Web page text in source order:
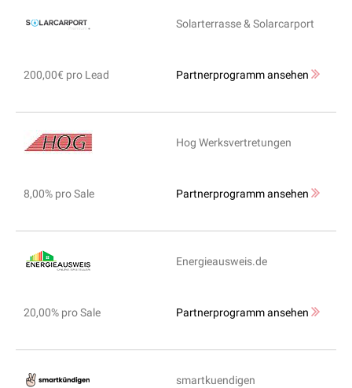
Solarterrasse & Solarcarport
200,00€ pro Lead Partnerprogramm ansehen
Hog Werksvertretungen
8,00% pro Sale Partnerprogramm ansehen
Energieausweis.de
20,00% pro Sale Partnerprogramm ansehen
smartkuendigen